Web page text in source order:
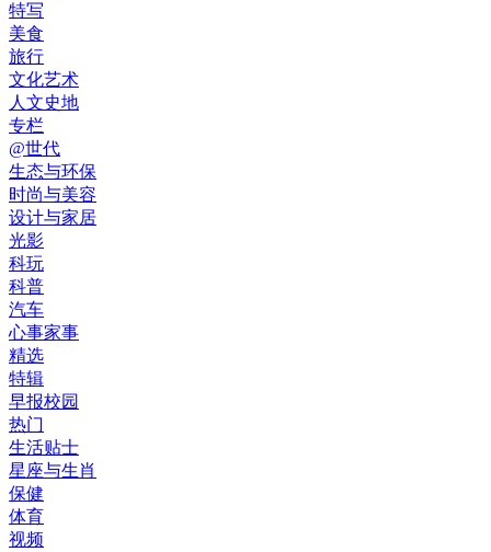
特写
美食
旅行
文化艺术
人文史地
专栏
@世代
生态与环保
时尚与美容
设计与家居
光影
科玩
科普
汽车
心事家事
精选
特辑
早报校园
热门
生活贴士
星座与生肖
保健
体育
视频